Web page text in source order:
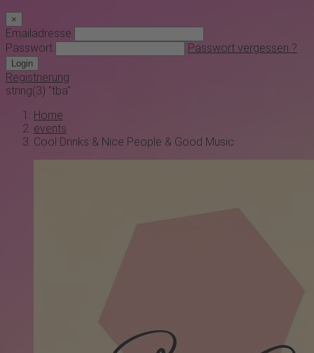
×
Emailadresse
Passwort
Passwort vergessen ?
Login
Registrierung
string(3) "tba"
Home
events
Cool Drinks & Nice People & Good Music